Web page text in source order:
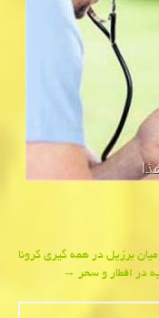
برزیل در همه گیری كرونا
در افطار و سحر→